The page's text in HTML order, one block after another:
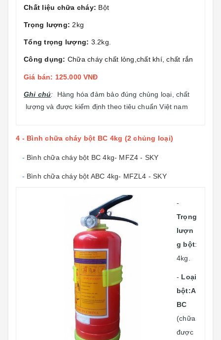
Chất liệu chữa cháy: Bột
Trọng lượng: 2kg
Tổng trọng lượng: 3.2kg.
Công dụng: Chữa cháy chất lỏng,chất khí, chất rắn
Giá bán: 125.000 VNĐ
Ghi chú: Hàng hóa đảm bảo đúng chủng loại, chất
lượng và được kiểm định theo tiêu chuẩn Việt nam
4 - Bình chữa cháy bột BC 4kg (2 chủng loại)
- Bình chữa cháy bột BC 4kg- MFZ4 - SKY
- Bình chữa cháy bột ABC 4kg- MFZL4 - SKY
-
Trọng
lượn
g bột:
4kg.
- Loại
bột:A
BC
(chữa
được